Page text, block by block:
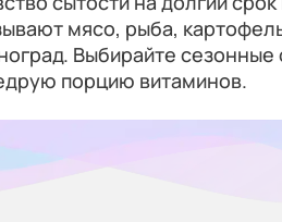
мясо, рыба,
Выбирайте сезонные
порцию витаминов.